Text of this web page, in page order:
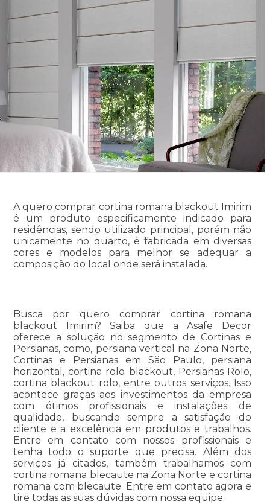
A quero comprar cortina romana blackout Imirim
é um produto especificamente indicado para
residências, sendo utilizado principal, porém não
unicamente no quarto, é fabricada em diversas
cores e modelos para melhor se adequar a
composição do local onde será instalada.
Busca por quero comprar cortina romana
blackout Imirim? Saiba que a Asafe Decor
oferece a solução no segmento de Cortinas e
Persianas, como, persiana vertical na Zona Norte,
Cortinas e Persianas em São Paulo, persiana
horizontal, cortina rolo blackout, Persianas Rolo,
cortina blackout rolo, entre outros serviços. Isso
acontece graças aos investimentos da empresa
com ótimos profissionais e instalações de
qualidade, buscando sempre a satisfação do
cliente e a excelência em produtos e trabalhos.
Entre em contato com nossos profissionais e
tenha todo o suporte que precisa. Além dos
serviços já citados, também trabalhamos com
cortina romana blecaute na Zona Norte e cortina
romana com blecaute. Entre em contato agora e
tire todas as suas dúvidas com nossa equipe.